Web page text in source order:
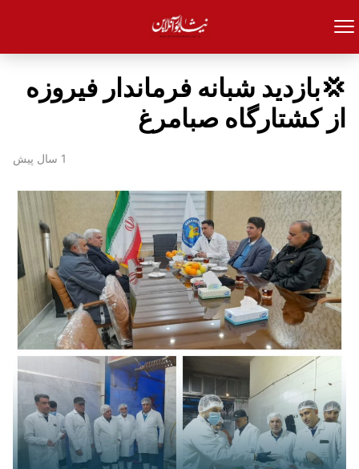
💢بازدید شبانه فرماندار فیروزه
از کشتارگاه صبامرغ
1 سال پیش